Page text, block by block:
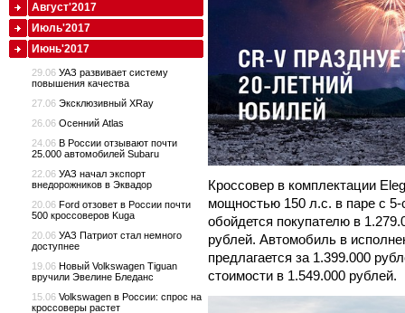
Кроссовер в комплектации
мощностью 150 л.с. в паре с 5-
обойдется покупателю в
рублей. Автомобиль в
предлагается за 1.399.000
стоимости в 1.549.000 рублей.
Август'2017
Июль'2017
Июнь'2017
29.06 УАЗ развивает систему
повышения качества
27.06 Эксклюзивный XRay
26.06 Осенний Atlas
24.06 В России отзывают почти
25.000 автомобилей Subaru
22.06 УАЗ начал экспорт
внедорожников в Эквадор
20.06 Ford отзовет в России почти
500 кроссоверов Kuga
20.06 УАЗ Патриот стал немного
доступнее
19.06 Новый Volkswagen Tiguan
вручили Эвелине Бледанс
15.06 Volkswagen в России: спрос на
кроссоверы растет